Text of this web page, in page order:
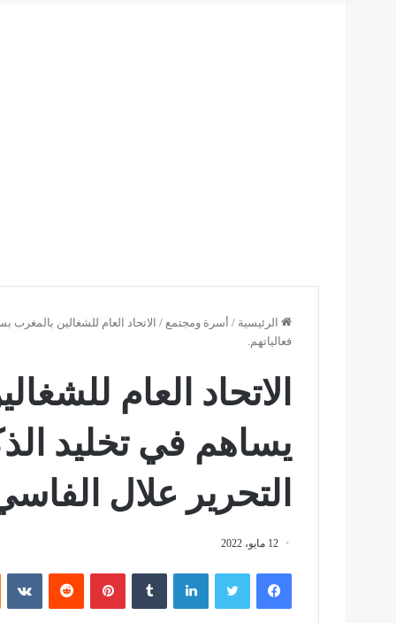
الرئيسية / أسرة ومجتمع /
فعالياتهم.
الاتحاد العام
التحرير علال
12 مايو، 2022
فيسبوك تويتر لينكدإن بينتيريست